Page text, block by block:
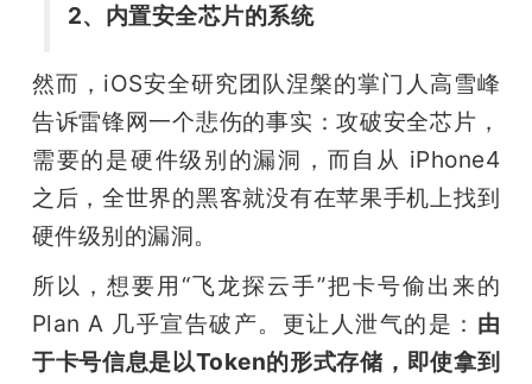
2、内置安全芯片的系统
然而，iOS安全研究团队涅槃的掌门人高雪峰
告诉雷锋网一个悲伤的事实：攻破安全芯片，
需要的是硬件级别的漏洞，而自从 iPhone4
之后，全世界的黑客就没有在苹果手机上找到
硬件级别的漏洞。
所以，想要用“飞龙探云手”把卡号偷出来的
Plan A 几乎宣告破产。更让人泄气的是： 由
于卡号信息是以Token的形式存储，即使拿到